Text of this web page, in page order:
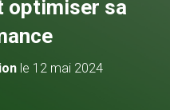
optimiser sa
le 12 mai 2024